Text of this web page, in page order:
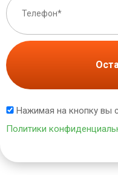
Нажимая на кнопку вы
Политики